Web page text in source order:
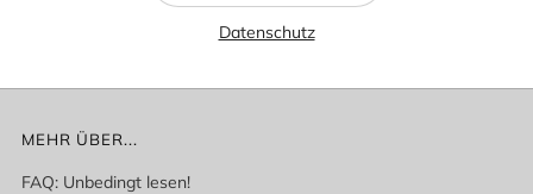
Datenschutz
MEHR ÜBER...
FAQ: Unbedingt lesen!